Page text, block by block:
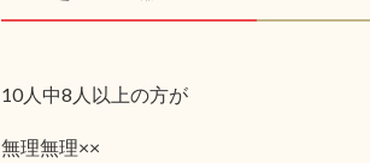
10人中8人以上の方が
無理無理××